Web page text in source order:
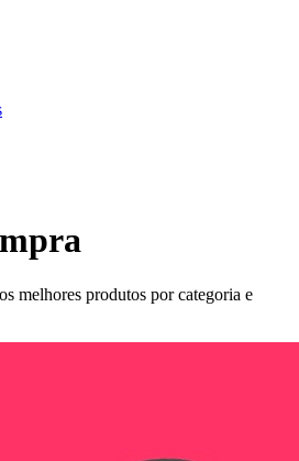
melhores produtos por categoria e